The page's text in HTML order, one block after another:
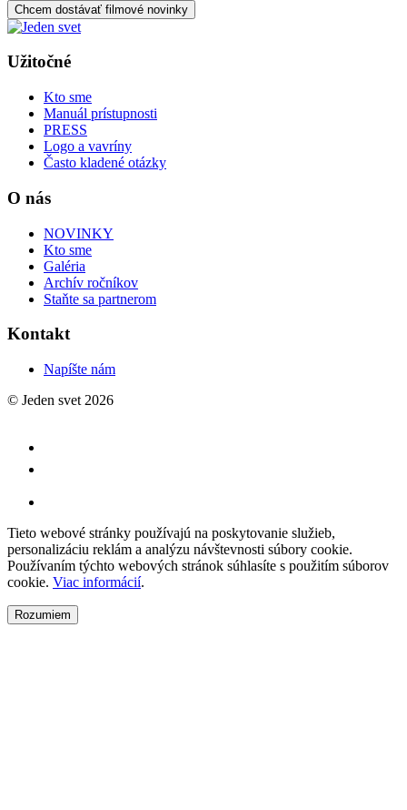
Chcem dostávať filmové novinky
Užitočné
Kto sme
Manuál prístupnosti
PRESS
Logo a vavríny
Často kladené otázky
O nás
NOVINKY
Kto sme
Galéria
Archív ročníkov
Staňte sa partnerom
Kontakt
Napíšte nám
© Jeden svet 2026
Tieto webové stránky používajú na poskytovanie služieb,
personalizáciu reklám a analýzu návštevnosti súbory cookie.
Používaním týchto webových stránok súhlasíte s použitím súborov
cookie. Viac informácií.
Rozumiem